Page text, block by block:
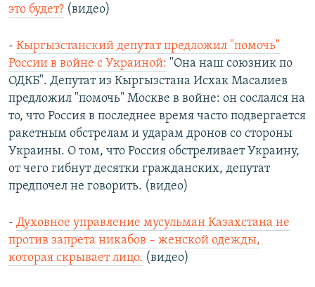
это будет? (видео)
- Кыргызстанский депутат предложил "помочь"
России в войне с Украиной: "Она наш союзник по
ОДКБ". Депутат из Кыргызстана Исхак Масалиев
предложил "помочь" Москве в войне: он сослался на
то, что Россия в последнее время часто подвергается
ракетным обстрелам и ударам дронов со стороны
Украины. О том, что Россия обстреливает Украину,
от чего гибнут десятки гражданских, депутат
предпочел не говорить. (видео)
- Духовное управление мусульман Казахстана не
против запрета никабов – женской одежды,
которая скрывает лицо. (видео)